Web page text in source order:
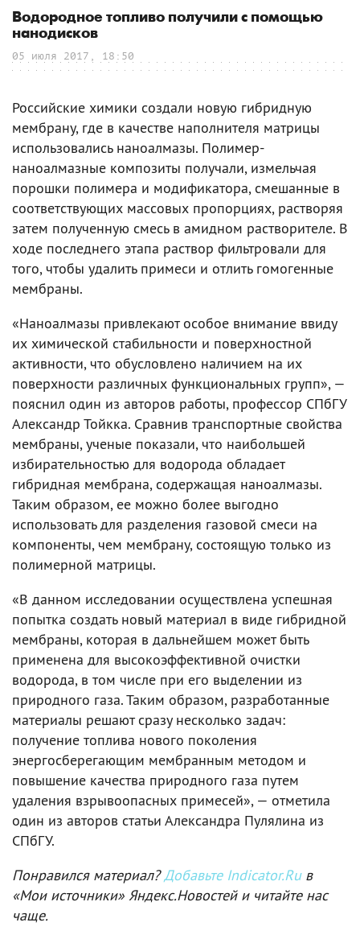
Водородное топливо получили с помощью
нанодисков
05 июля 2017, 18:50
Российские химики создали новую гибридную
мембрану, где в качестве наполнителя матрицы
использовались наноалмазы. Полимер-
наноалмазные композиты получали, измельчая
порошки полимера и модификатора, смешанные в
соответствующих массовых пропорциях, растворяя
затем полученную смесь в амидном растворителе. В
ходе последнего этапа раствор фильтровали для
того, чтобы удалить примеси и отлить гомогенные
мембраны.
«Наноалмазы привлекают особое внимание ввиду
их химической стабильности и поверхностной
активности, что обусловлено наличием на их
поверхности различных функциональных групп», —
пояснил один из авторов работы, профессор СПбГУ
Александр Тойкка. Сравнив транспортные свойства
мембраны, ученые показали, что наибольшей
избирательностью для водорода обладает
гибридная мембрана, содержащая наноалмазы.
Таким образом, ее можно более выгодно
использовать для разделения газовой смеси на
компоненты, чем мембрану, состоящую только из
полимерной матрицы.
«В данном исследовании осуществлена успешная
попытка создать новый материал в виде гибридной
мембраны, которая в дальнейшем может быть
применена для высокоэффективной очистки
водорода, в том числе при его выделении из
природного газа. Таким образом, разработанные
материалы решают сразу несколько задач:
получение топлива нового поколения
энергосберегающим мембранным методом и
повышение качества природного газа путем
удаления взрывоопасных примесей», — отметила
один из авторов статьи Александра Пулялина из
СПбГУ.
Понравился материал?Добавьте Indicator.Ruв
«Мои источники» Яндекс.Новостей и читайте нас
чаще.